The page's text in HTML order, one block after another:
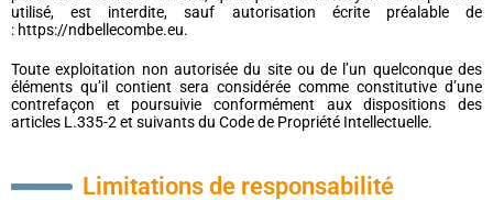
utilisé, est interdite, sauf autorisation écrite préalable de
: https://ndbellecombe.eu.
Toute exploitation non autorisée du site ou de l’un quelconque des
éléments qu’il contient sera considérée comme constitutive d’une
contrefaçon et poursuivie conformément aux dispositions des
articles L.335-2 et suivants du Code de Propriété Intellectuelle.
Limitations de responsabilité